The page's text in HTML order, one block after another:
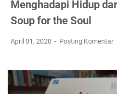
Menghadapi Hidup
Soup for the Soul
April 01, 2020 Posting Komentar